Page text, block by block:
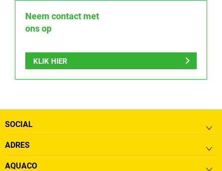
Neem contact met
ons op
KLIK HIER
SOCIAL
ADRES
AQUACO